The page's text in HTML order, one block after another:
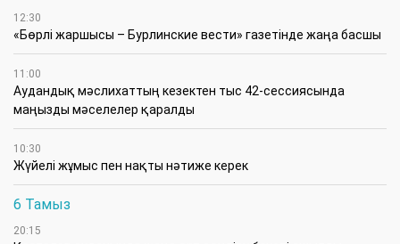
12:30
«Бөрлі жаршысы – Бурлинские вести» газетінде жаңа басшы
11:00
Аудандық мәслихаттың кезектен тыс 42-сессиясында
маңызды мәселелер қаралды
10:30
Жүйелі жұмыс пен нақты нәтиже керек
6 Тамыз
20:15